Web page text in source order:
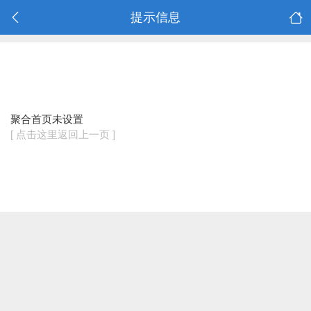
提示信息
聚合首页未设置
[ 点击这里返回上一页 ]